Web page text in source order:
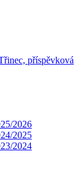
příspěvková
2026
2025
2024